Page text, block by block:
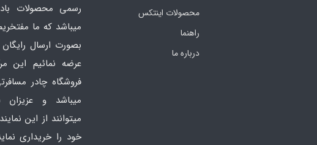
محصولات اینتکس
راهنما
درباره ما
رسمی محصولات
میباشد که ما
بصورت ارسال رایگان
عرضه نمائیم این
فروشگاه چادر
میباشد و
میتوانند از این
خود را خریداری